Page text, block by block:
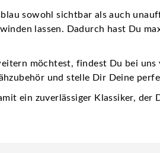
sowohl sichtbar als auch
lassen. Dadurch hast Du
möchtest, findest Du bei uns
und stelle Dir Deine
ein zuverlässiger Klassiker,